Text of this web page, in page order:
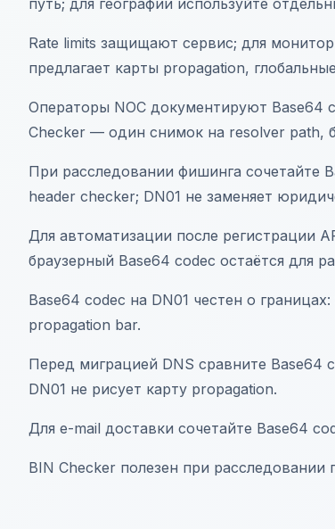
путь; для географии используйте
Rate limits защищают сервис; для
предлагает карты propagation,
Операторы NOC документируют Base64
Checker — один снимок на resolver path,
При расследовании фишинга сочетайте
header checker; DN01 не заменяет
Для автоматизации после регистрации
браузерный Base64 codec остаётся для
Base64 codec на DN01 честен о
propagation bar.
Перед миграцией DNS сравните
DN01 не рисует карту propagation.
Для e-mail доставки сочетайте Base64
BIN Checker полезен при